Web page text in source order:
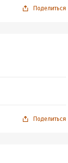
Поделиться
Поделиться